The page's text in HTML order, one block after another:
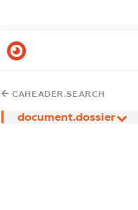
CAHEADER.SEARCH
document.dossier